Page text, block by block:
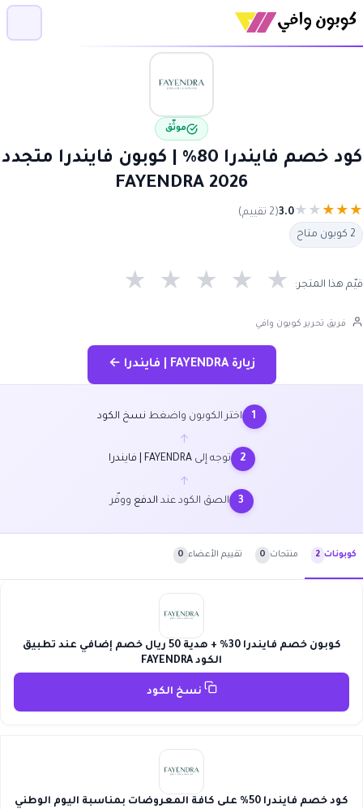
موثّق
كود خصم فايندرا 80% | كوبون فايندرا متجدد
2026 FAYENDRA
★
★
★
★
★
3.0(2 تقييم)
2 كوبون متاح
قيّم هذا المتجر: ★ ★ ★ ★ ★
فريق تحرير كوبون وافي
زيارة FAYENDRA | فايندرا ←
1 اختر الكوبون واضغط نسخ الكود
←
2 توجه إلىFAYENDRA | فايندرا
←
3 الصق الكود عند الدفع ووفّر
كوبونات 2 منتجات 0 تقييم الأعضاء 0
كوبون خصم فايندرا 30% + هدية 50 ريال خصم إضافي عند تطبيق
الكود FAYENDRA
نسخ الكود
كود خصم فايندرا 50% على كافة المعروضات بمناسبة اليوم الوطني